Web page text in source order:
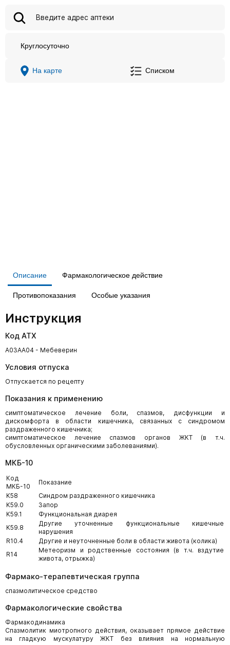
Круглосуточно
На карте Списком
Описание Фармакологическое действие
Противопоказания Особые указания
Инструкция
Код АТХ
A03AA04 - Мебеверин
Условия отпуска
Отпускается по рецепту
Показания к применению
симптоматическое лечение боли, спазмов, дисфункции и
дискомфорта в области кишечника, связанных с синдромом
раздраженного кишечника;
симптоматическое лечение спазмов органов ЖКТ (в т.ч.
обусловленных органическими заболеваниями).
МКБ-10
Код
МКБ-10
Показание
K58
Синдром раздраженного кишечника
K59.0
Запор
K59.1
Функциональная диарея
K59.8
Другие уточненные функциональные кишечные
нарушения
R10.4
Другие и неуточненные боли в области живота (колика)
R14
Метеоризм и родственные состояния (в т.ч. вздутие
живота, отрыжка)
Фармако-терапевтическая группа
спазмолитическое средство
Фармакологические свойства
Фармакодинамика
Спазмолитик миотропного действия, оказывает прямое действие
на гладкую мускулатуру ЖКТ без влияния на нормальную